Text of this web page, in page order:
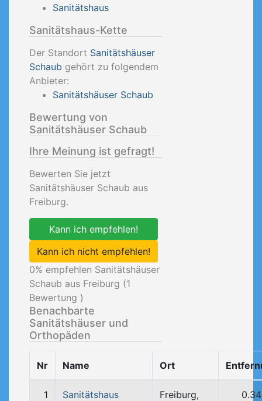
Sanitätshaus
Sanitätshaus-Kette
Der Standort Sanitätshäuser
Schaub gehört zu folgendem
Anbieter:
Sanitätshäuser Schaub
Bewertung von
Sanitätshäuser Schaub
Ihre Meinung ist gefragt!
Bewerten Sie jetzt
Sanitätshäuser Schaub aus
Freiburg.
Kann ich empfehlen!
Kann ich nicht empfehlen!
0% empfehlen Sanitätshäuser
Schaub aus Freiburg (1
Bewertung )
Benachbarte
Sanitätshäuser und
Orthopäden
Nr Name Ort
1
Sanitätshaus
Freiburg,